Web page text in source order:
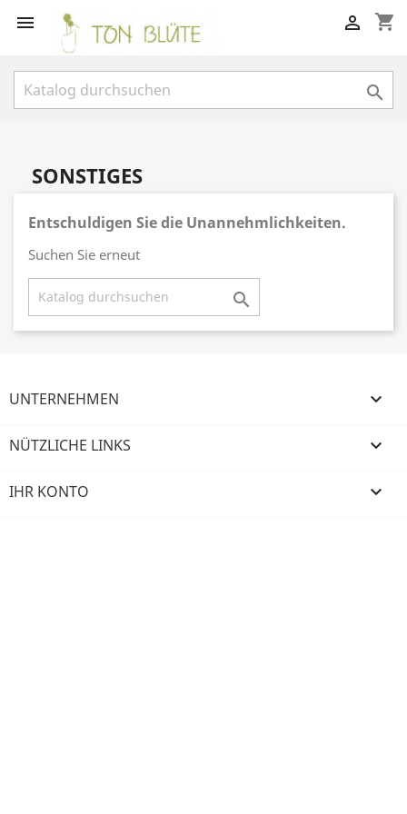
 shopping_cart


SONSTIGES
Entschuldigen Sie die Unannehmlichkeiten.
Suchen Sie erneut

UNTERNEHMEN 
NÜTZLICHE LINKS 
IHR KONTO 